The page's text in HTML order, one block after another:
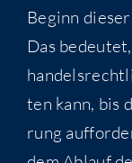
Beginn
Das
ten kann, bis
rung